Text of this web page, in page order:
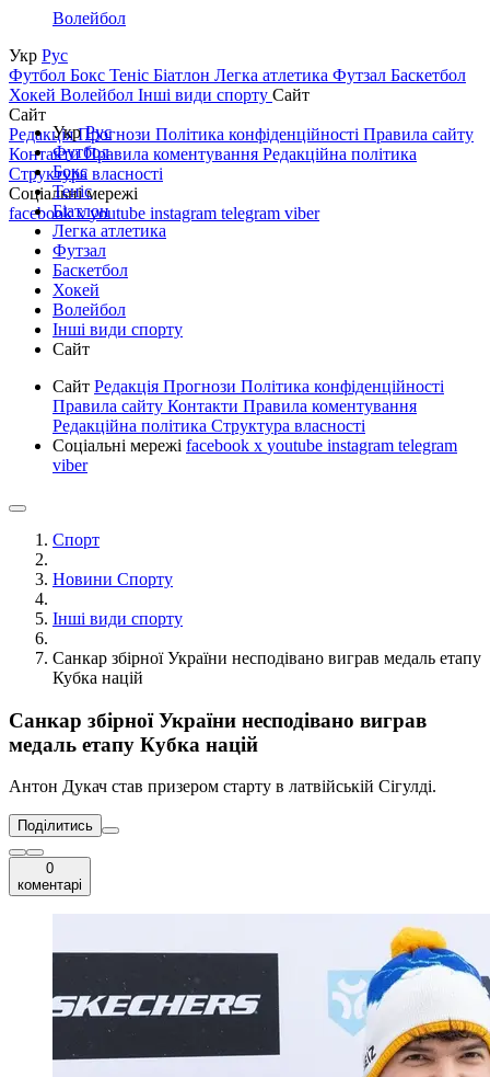
Волейбол
Укр Рус
Футбол Бокс Теніс Біатлон Легка атлетика Футзал Баскетбол
Хокей Волейбол Інші види спорту Сайт
Сайт
РедакціяПрогнози Політика конфіденційності Правила сайту
КонтактиПравила коментування Редакційна політика
Структура власності
Соціальні мережі
facebookxyoutube instagram telegram viber
УкрРус
Футбол
Бокс
Теніс
Біатлон
Легка атлетика
Футзал
Баскетбол
Хокей
Волейбол
Інші види спорту
Сайт
Сайт Редакція Прогнози Політика конфіденційності
Правила сайту Контакти Правила коментування
Редакційна політика Структура власності
Соціальні мережі facebook x youtube instagram telegram
viber
Спорт
Новини Спорту
Інші види спорту
Санкар збірної України несподівано виграв медаль етапу
Кубка націй
Санкар збірної України несподівано виграв
медаль етапу Кубка націй
Антон Дукач став призером старту в латвійській Сігулді.
Поділитись
0
коментарі